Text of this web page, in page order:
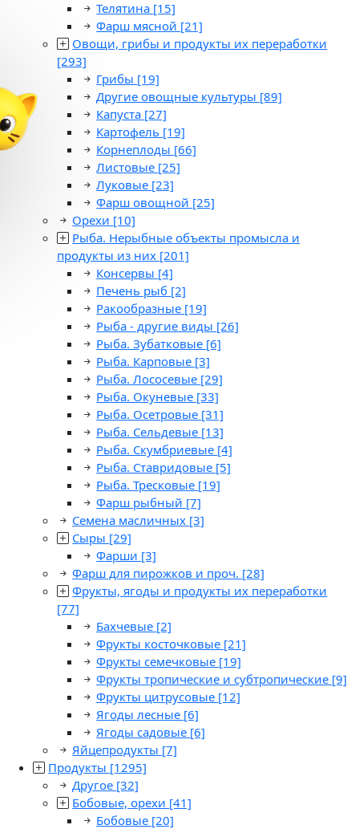
Телятина [15]
Фарш мясной [21]
Овощи, грибы и продукты их переработки
[293]
Грибы [19]
Другие овощные культуры [89]
Капуста [27]
Картофель [19]
Корнеплоды [66]
Листовые [25]
Луковые [23]
Фарш овощной [25]
Орехи [10]
Рыба. Нерыбные объекты промысла и
продукты из них [201]
Консервы [4]
Печень рыб [2]
Ракообразные [19]
Рыба - другие виды [26]
Рыба. Зубатковые [6]
Рыба. Карповые [3]
Рыба. Лососевые [29]
Рыба. Окуневые [33]
Рыба. Осетровые [31]
Рыба. Сельдевые [13]
Рыба. Скумбриевые [4]
Рыба. Ставридовые [5]
Рыба. Тресковые [19]
Фарш рыбный [7]
Семена масличных [3]
Сыры [29]
Фарши [3]
Фарш для пирожков и проч. [28]
Фрукты, ягоды и продукты их переработки
[77]
Бахчевые [2]
Фрукты косточковые [21]
Фрукты семечковые [19]
Фрукты тропические и субтропические [9]
Фрукты цитрусовые [12]
Ягоды лесные [6]
Ягоды садовые [6]
Яйцепродукты [7]
Продукты [1295]
Другое [32]
Бобовые, орехи [41]
Бобовые [20]